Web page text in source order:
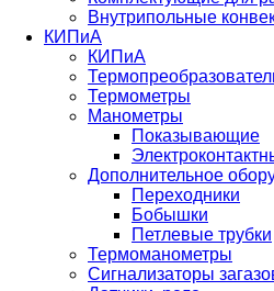
Внутрипольные
КИПиА
КИПиА
Термометры
Манометры
Показывающие
Дополнительное
Переходники
Бобышки
Петлевые трубки
Термоманометры
Сигнализаторы